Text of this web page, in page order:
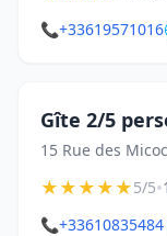
📞+33619571016
Gîte 2/5
15 Rue des
★★★★★5/5•
📞+33610835484